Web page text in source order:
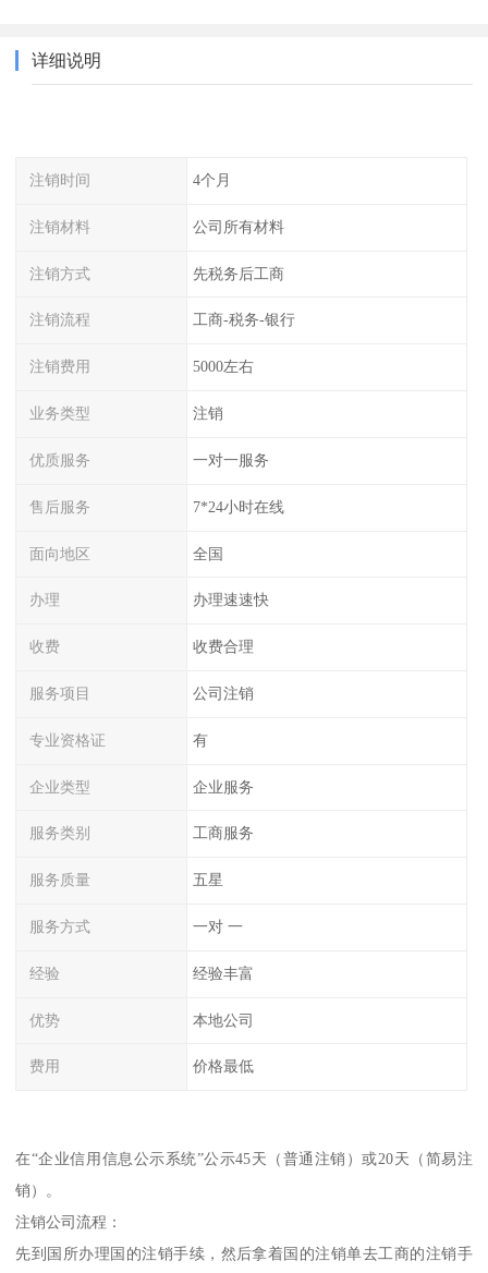
详细说明
注销时间 4个月
注销材料 公司所有材料
注销方式 先税务后工商
注销流程 工商-税务-银行
注销费用 5000左右
业务类型 注销
优质服务 一对一服务
售后服务 7*24小时在线
面向地区 全国
办理 办理速速快
收费 收费合理
服务项目 公司注销
专业资格证 有
企业类型 企业服务
服务类别 工商服务
服务质量 五星
服务方式 一对 一
经验 经验丰富
优势 本地公司
费用 价格最低
在“企业信用信息公示系统”公示45天（普通注销）或20天（简易注
销）。
注销公司流程：
先到国所办理国的注销手续，然后拿着国的注销单去工商的注销手